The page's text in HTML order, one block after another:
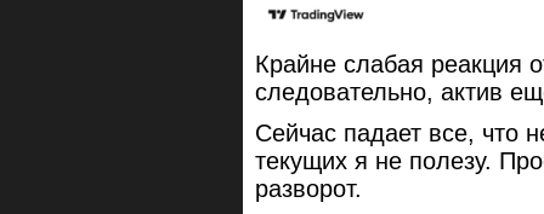
Крайне слабая реакция
следовательно, актив
Сейчас падает все, что
текущих я не полезу.
разворот.